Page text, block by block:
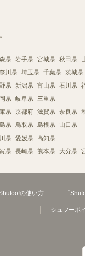
県 岩手県 宮城県 秋田県
川県 埼玉県 千葉県 茨城県
県 新潟県 富山県 石川県
県 岐阜県 三重県
県 京都府 滋賀県 奈良県
県 鳥取県 島根県 山口県
県 愛媛県 高知県
県 長崎県 熊本県 大分県
の使い方 「
シュフーポ